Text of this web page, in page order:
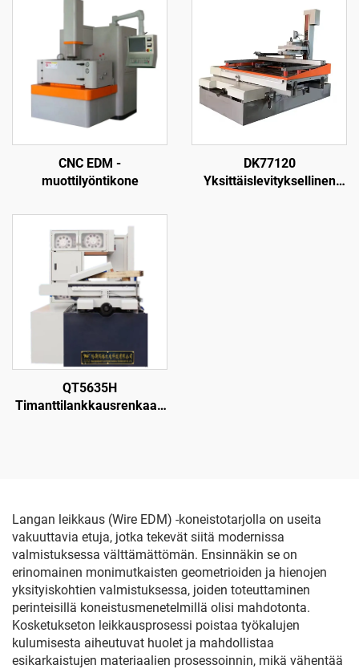
CNC EDM -
muottilyöntikone
DK77120
Yksittäislevityksellinen
QT5635H
Timanttilankkausrenkaan
Langan leikkaus (Wire EDM) -koneistotarjolla on useita
vakuuttavia etuja, jotka tekevät siitä modernissa
valmistuksessa välttämättömän. Ensinnäkin se on
erinomainen monimutkaisten geometrioiden ja hienojen
yksityiskohtien valmistuksessa, joiden toteuttaminen
perinteisillä koneistusmenetelmillä olisi mahdotonta.
Kosketukseton leikkausprosessi poistaa työkalujen
kulumisesta aiheutuvat huolet ja mahdollistaa
esikarkaistujen materiaalien prosessoinnin, mikä vähentää